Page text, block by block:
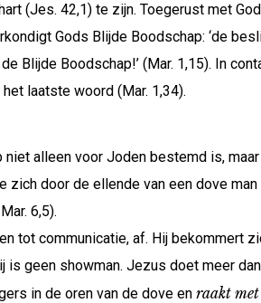
(Jes. 42,1) te zijn. Toegerust met
Gods Blijde Boodschap: ‘de
Blijde Boodschap!’ (Mar. 1,15). In
laatste woord (Mar. 1,34).
alleen voor Joden bestemd is,
zich door de ellende van een dove
6,5).
tot communicatie, af. Hij bekommert
is geen showman. Jezus doet meer
in de oren van de dove en raakt met